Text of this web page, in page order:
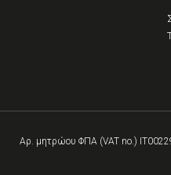
Αρ. μητρώου ΦΠΑ (VAT no.)